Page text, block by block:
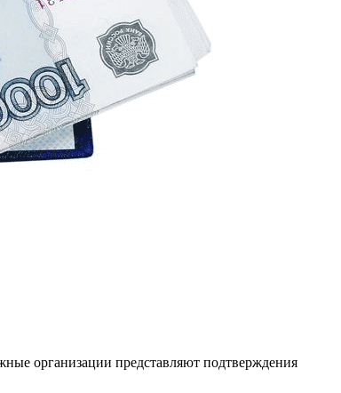
организации представляют подтверждения